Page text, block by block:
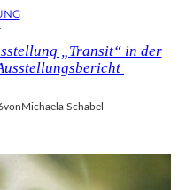
„Transit“ in der
vonMichaela Schabel